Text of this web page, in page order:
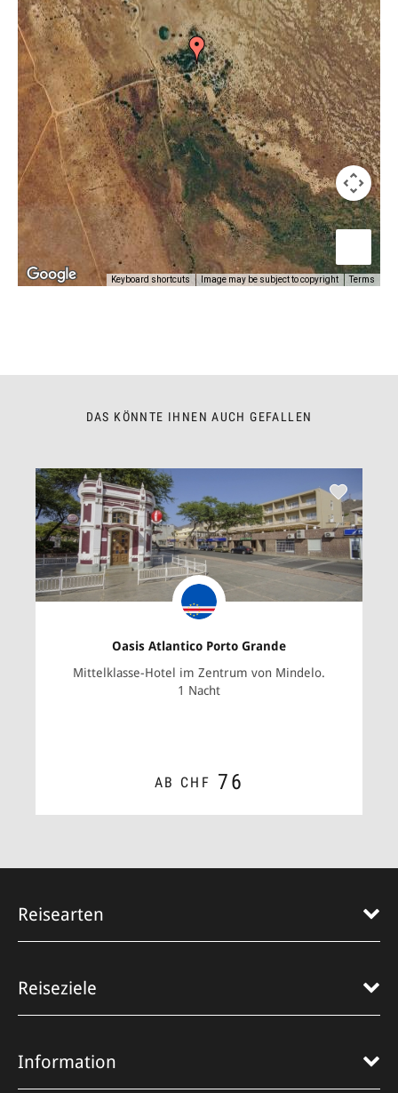
Keyboard shortcuts Image may be subject to copyright Terms
DAS KÖNNTE IHNEN AUCH GEFALLEN
Oasis Atlantico Porto Grande
Mittelklasse-Hotel im Zentrum von Mindelo.
1 Nacht
AB CHF 76
Reisearten
Reiseziele
Information